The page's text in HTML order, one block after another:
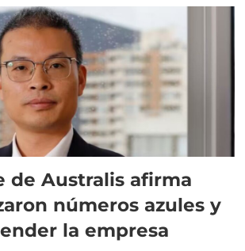
de Australis afirma
números azules y
la empresa